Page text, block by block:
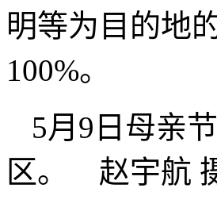
明等为目的地
100%。
5月9日母亲
区。 赵宇航